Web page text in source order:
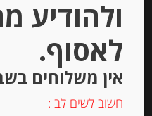
ולהודיע
לאסוף.
אין משלוחים
חשוב לשים לב :